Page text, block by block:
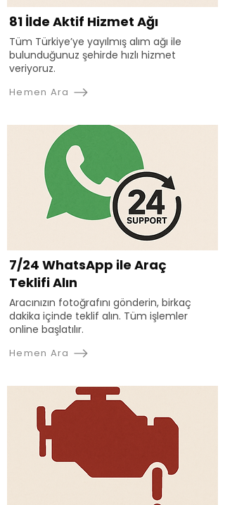
81 İlde Aktif Hizmet Ağı
Tüm Türkiye’ye yayılmış alım ağı ile
bulunduğunuz şehirde hızlı hizmet
veriyoruz.
Hemen Ara
7/24 WhatsApp ile Araç
Teklifi Alın
Aracınızın fotoğrafını gönderin, birkaç
dakika içinde teklif alın. Tüm işlemler
online başlatılır.
Hemen Ara